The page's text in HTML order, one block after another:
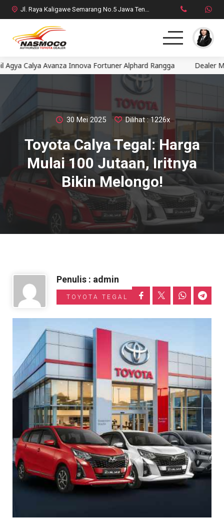
Jl. Raya Kaligawe Semarang No.5 Jawa Tengah
Home
MPV
SUV
HatchBack
Comercial
Brosur Toyota
Social Media
Avanza Innova Fortuner Alphard Rangga Dealer
30 Mei 2025 Dilihat : 1226x
Toyota Calya Tegal: Harga
Mulai 100 Jutaan, Iritnya
Bikin Melongo!
Penulis : admin
TOYOTA TEGAL